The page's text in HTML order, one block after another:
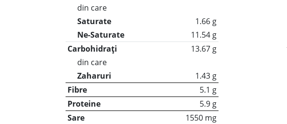
din care
Saturate
1.66 g
Ne-Saturate
11.54 g
Carbohidrați
13.67 g
din care
Zaharuri
1.43 g
Fibre
5.1 g
Proteine
5.9 g
Sare
1550 mg